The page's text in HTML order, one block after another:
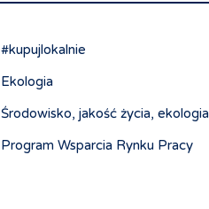
#kupujlokalnie
Ekologia
Środowisko, jakość życia, ekologia
Program Wsparcia Rynku Pracy